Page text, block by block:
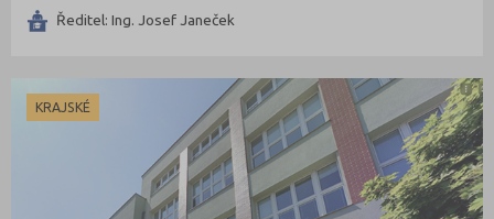
Ředitel: Ing. Josef Janeček
KRAJSKÉ